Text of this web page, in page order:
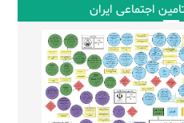
اجتماعی ایران